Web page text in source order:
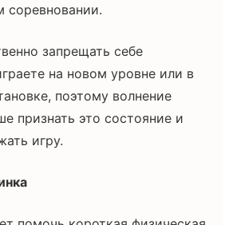
соревновании.
запрещать себе
на новом уровне или в
поэтому волнение
признать это состояние и
игру.